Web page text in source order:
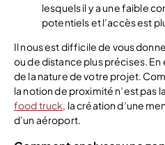
lesquels il y a une faible
potentiels et l’accès est
Il nous est difficile de vous
ou de distance plus précises.
de la nature de votre projet.
la notion de proximité n’est pas
food truck, la création d’une
d’un aéroport.